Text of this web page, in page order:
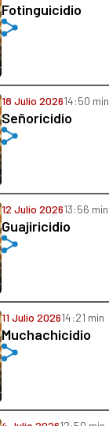
Fotinguicidio
18 Julio 202614:50 min
Señoricidio
12 Julio 202613:56 min
Guajiricidio
11 Julio 202614:21 min
Muchachicidio